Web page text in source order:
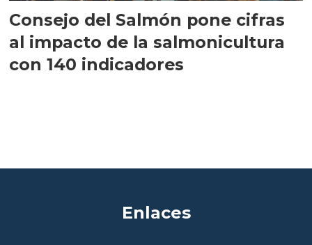
Consejo del Salmón pone cifras
al impacto de la salmonicultura
con 140 indicadores
Enlaces